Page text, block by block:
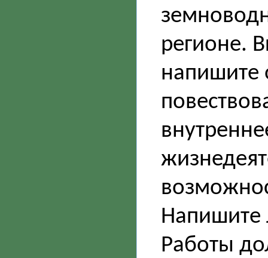
регионе.
напишите
Напишите
Работы